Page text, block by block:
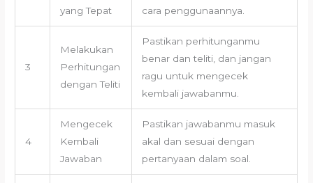
yang Tepat
cara penggunaannya.
3
Melakukan
Perhitungan
dengan Teliti
Pastikan perhitunganmu
benar dan teliti, dan jangan
ragu untuk mengecek
kembali jawabanmu.
4
Mengecek
Kembali
Jawaban
Pastikan jawabanmu masuk
akal dan sesuai dengan
pertanyaan dalam soal.